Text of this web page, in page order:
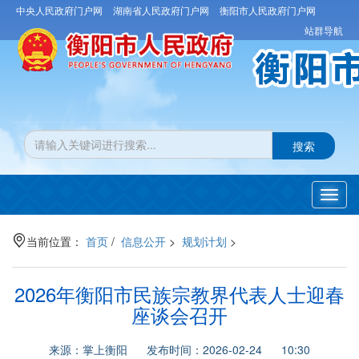
中央人民政府门户网 湖南省人民政府门户网
衡阳市人民政府门户网
站群导航
搜索
当前位置： 首页 / 信息公开 > 规划计划 >
2026年衡阳市民族宗教界代表人士迎春
座谈会召开
来源：掌上衡阳 发布时间：2026-02-24 10:30